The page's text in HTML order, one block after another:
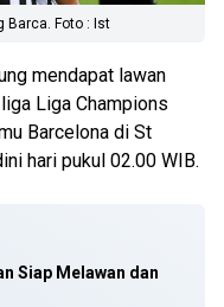
Barca. Foto : Ist
mendapat lawan
Liga Champions
Barcelona di St
hari pukul 02.00 WIB.
Siap Melawan dan